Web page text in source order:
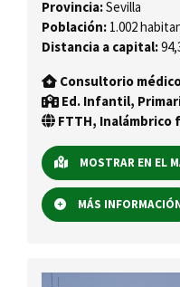
Provincia:Sevilla
Población: 1.002
Distancia a capital:
Consultorio
Ed. Infantil,
FTTH, Inalámbrico
MOSTRAR EN EL
MÁS